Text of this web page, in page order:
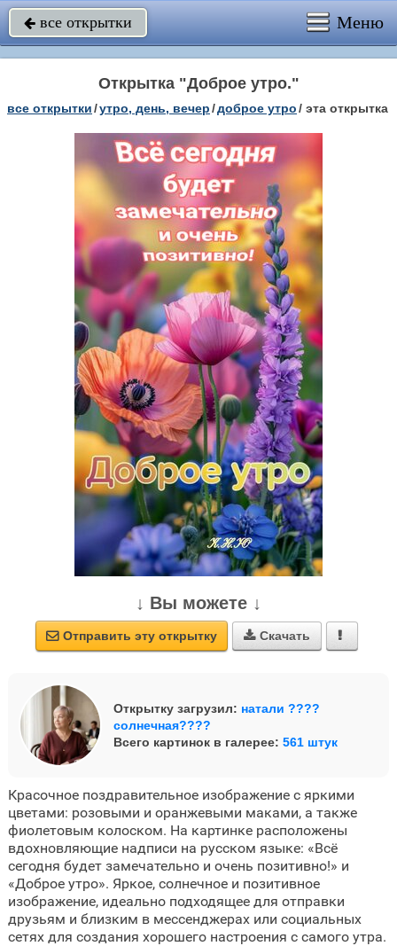
 все открытки Меню
Открытка "Доброе утро."
все открытки/утро, день, вечер/доброе утро/ эта открытка
↓ Вы можете ↓
 Отправить эту открытку  Скачать 
Открытку загрузил: натали ????
солнечная????
Всего картинок в галерее: 561 штук
Красочное поздравительное изображение с яркими
цветами: розовыми и оранжевыми маками, а также
фиолетовым колоском. На картинке расположены
вдохновляющие надписи на русском языке: «Всё
сегодня будет замечательно и очень позитивно!» и
«Доброе утро». Яркое, солнечное и позитивное
изображение, идеально подходящее для отправки
друзьям и близким в мессенджерах или социальных
сетях для создания хорошего настроения с самого утра.